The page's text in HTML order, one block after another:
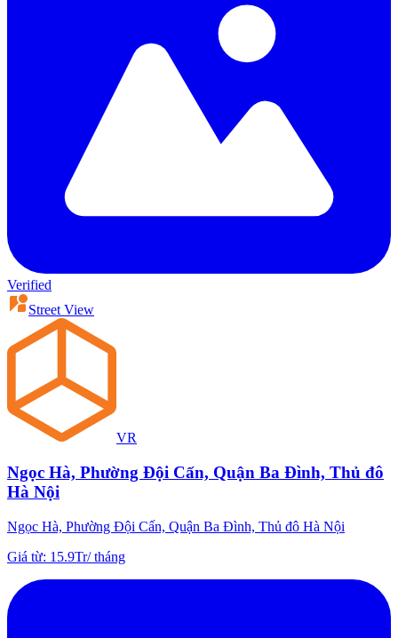
Verified
Street View
VR
Ngọc Hà, Phường Đội Cấn, Quận Ba Đình, Thủ đô
Hà Nội
Ngọc Hà, Phường Đội Cấn, Quận Ba Đình, Thủ đô Hà Nội
Giá từ: 15.9Tr/tháng